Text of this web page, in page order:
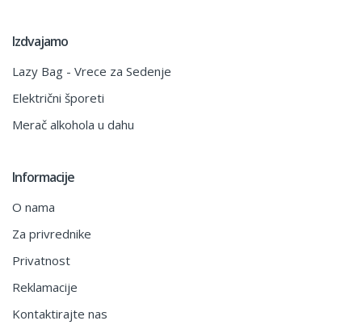
Izdvajamo
Lazy Bag - Vrece za Sedenje
Električni šporeti
Merač alkohola u dahu
Informacije
O nama
Za privrednike
Privatnost
Reklamacije
Kontaktirajte nas